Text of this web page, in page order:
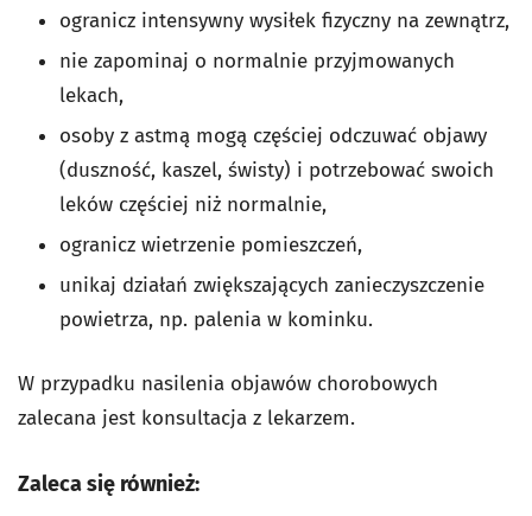
ogranicz intensywny wysiłek fizyczny na zewnątrz,
nie zapominaj o normalnie przyjmowanych
lekach,
osoby z astmą mogą częściej odczuwać objawy
(duszność, kaszel, świsty) i potrzebować swoich
leków częściej niż normalnie,
ogranicz wietrzenie pomieszczeń,
unikaj działań zwiększających zanieczyszczenie
powietrza, np. palenia w kominku.
W przypadku nasilenia objawów chorobowych
zalecana jest konsultacja z lekarzem.
Zaleca się również: